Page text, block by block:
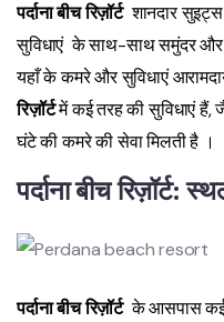
पर्दाना बीच रिज़ॉर्टशानदार
सुविधाएं के साथ-साथ समुंदर और
यहाँ के कमरे और सुविधाएं
रिज़ॉर्टमें कई तरह की सुविधाएं
घंटे की कमरे की सेवा मिलती है ।
पर्दाना बीच रिज़ॉर्ट:
पर्दाना बीच रिज़ॉर्टके आसपास कई